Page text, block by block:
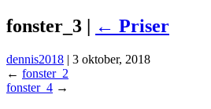
fonster_3 | ← Priser
dennis2018 | 3 oktober, 2018
← fonster_2
fonster_4 →